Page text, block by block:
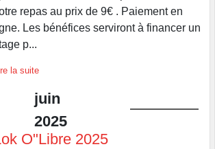
repas au prix de 9€ . Paiement en
Les bénéfices serviront à financer un
p...
la suite
juin
2025
O"Libre 2025